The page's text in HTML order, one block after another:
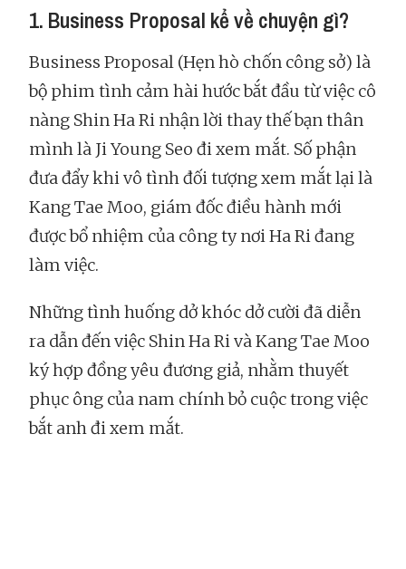
1. Business Proposal kể về chuyện gì?
Business Proposal (Hẹn hò chốn công sở) là
bộ phim tình cảm hài hước bắt đầu từ việc cô
nàng Shin Ha Ri nhận lời thay thế bạn thân
mình là Ji Young Seo đi xem mắt. Số phận
đưa đẩy khi vô tình đối tượng xem mắt lại là
Kang Tae Moo, giám đốc điều hành mới
được bổ nhiệm của công ty nơi Ha Ri đang
làm việc.
Những tình huống dở khóc dở cười đã diễn
ra dẫn đến việc Shin Ha Ri và Kang Tae Moo
ký hợp đồng yêu đương giả, nhằm thuyết
phục ông của nam chính bỏ cuộc trong việc
bắt anh đi xem mắt.